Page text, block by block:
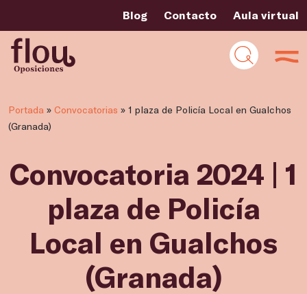
Blog Contacto Aula virtual
Portada » Convocatorias » 1 plaza de Policía Local en Gualchos
(Granada)
Convocatoria 2024 | 1
plaza de Policía
Local en Gualchos
(Granada)